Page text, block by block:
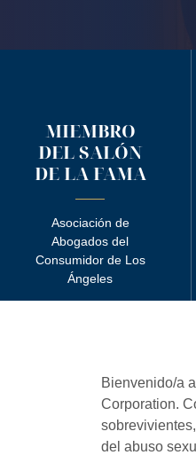
MIEMBRO
DEL SALÓN
DE LA FAMA
Asociación de
Abogados del
Consumidor de Los
Ángeles
Bienvenido/a
Corporation.
del abuso